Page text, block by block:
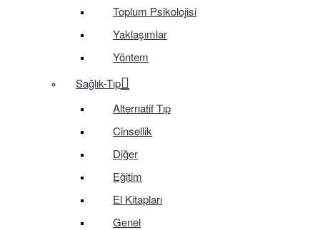
Toplum Psikolojisi
Yaklaşımlar
Yöntem
Sağlık-Tıp
Alternatif Tıp
Cinsellik
Diğer
Eğitim
El Kitapları
Genel